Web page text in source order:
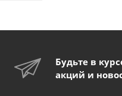
Будьте в
акций и